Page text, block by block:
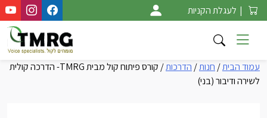
Skip
to
content
| לעגלת הקניות
עמוד הבית/ חנות/ הדרכות
/ קורס פיתוח קול מבית TMRG- הדרכה קולית
לשירה ודיבור (בני)